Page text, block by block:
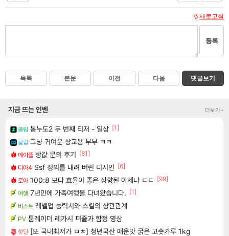
새로고침
등록
목록 본문 이전 다음 댓글보기
지금 뜨는 인벤 더보기+
클립 봉누도2 두 번째 티저 - 일상 [1]
클립 그냥 귀여운 상교용 부부 ㅋㅋ
메이플 빵값 문의 후기 [81]
디아4 Ssf 정의를 내려 버린 디시인 [6]
로아 100:8 보다 효율이 좋은 상향된 아제나 ㄷㄷ
[99]
여행 7년만에 가족여행을 다녀왔습니다. [1]
비스트 레벨업 능력치와 스킬의 상관관계
PV 툼레이더 레가시 퍼즐과 함정 영상
핫딜 [또 국내최저가 ㅁㅊ] 청년국산 매운맛 굵은 고춧가루 1kg